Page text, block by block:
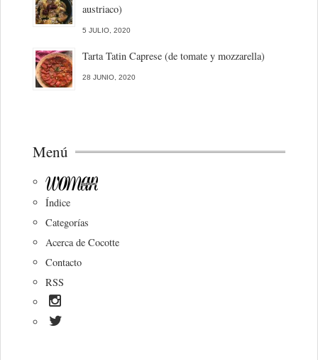
austriaco)
5 JULIO, 2020
Tarta Tatin Caprese (de tomate y mozzarella)
28 JUNIO, 2020
Menú
Índice
Categorías
Acerca de Cocotte
Contacto
RSS